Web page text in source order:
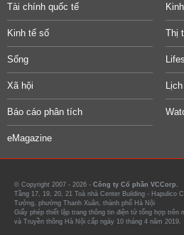
Tài chính quốc tế
Kinh tế số Thị
Sống
Xã hội
Báo cáo phân tích
eMagazine
© Copyright 2007 - 2026 - Công ty Cổ phần VCCorp.
Tầng 17, 19, 20, 21 Toà nhà Center Building - Hapulico
Tưởng, phường Thanh Xuân, thành phố Hà Nội
Giấy phép thiết lập trang thông tin điện tử tổng hợp trên
và Truyền thông Hà Nội cấp ngày 10 tháng 4 năm 2019.